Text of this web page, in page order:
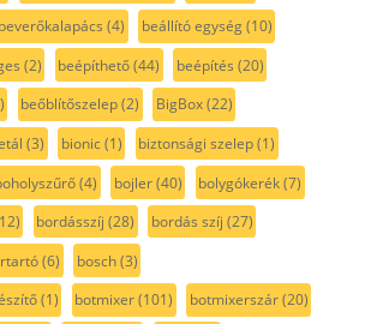
beverőkalapács (4) beállító egység(10)
(2) beépíthető(44) beépítés (20)
beőblítőszelep(2) BigBox(22)
(3) bionic(1) biztonsági szelep(1)
(4) bojler(40) bolygókerék(7)
bordásszíj (28) bordás szíj (27)
(6) bosch(3)
(1) botmixer(101) botmixerszár(20)